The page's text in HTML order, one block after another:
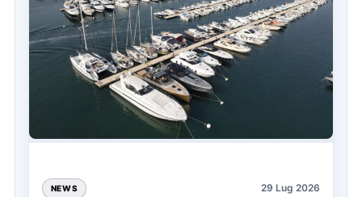
NEWS 29 Lug 2026